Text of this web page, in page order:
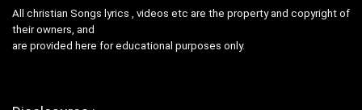
All christian Songs lyrics , videos etc are the property and copyright of
their owners, and
are provided here for educational purposes only.